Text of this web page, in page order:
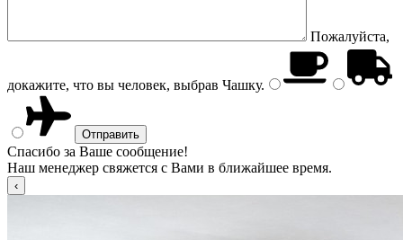
Пожалуйста,
докажите, что вы человек, выбрав Чашку.
Спасибо за Ваше сообщение!
Наш менеджер свяжется с Вами в ближайшее время.